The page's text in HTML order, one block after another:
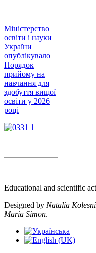
Міністерство
освіти і науки
України
опублікувало
Порядок
прийому на
навчання для
здобуття вищої
освіти у 2026
році
Educational and scientific
Designed by Natalia
Maria Simon.